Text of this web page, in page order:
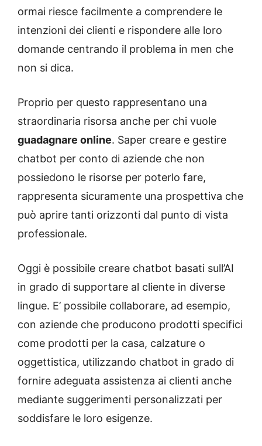
ormai riesce facilmente a comprendere le
intenzioni dei clienti e rispondere alle loro
domande centrando il problema in men che
non si dica.
Proprio per questo rappresentano una
straordinaria risorsa anche per chi vuole
guadagnare online. Saper creare e gestire
chatbot per conto di aziende che non
possiedono le risorse per poterlo fare,
rappresenta sicuramente una prospettiva che
può aprire tanti orizzonti dal punto di vista
professionale.
Oggi è possibile creare chatbot basati sull’AI
in grado di supportare al cliente in diverse
lingue. E’ possibile collaborare, ad esempio,
con aziende che producono prodotti specifici
come prodotti per la casa, calzature o
oggettistica, utilizzando chatbot in grado di
fornire adeguata assistenza ai clienti anche
mediante suggerimenti personalizzati per
soddisfare le loro esigenze.